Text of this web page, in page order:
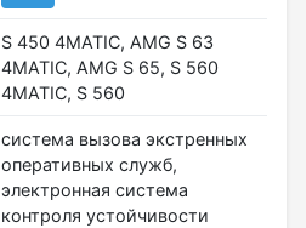
S 450 4MATIC, AMG S 63
4MATIC, AMG S 65, S 560
4MATIC, S 560
система вызова экстренных
оперативных служб,
электронная система
контроля устойчивости